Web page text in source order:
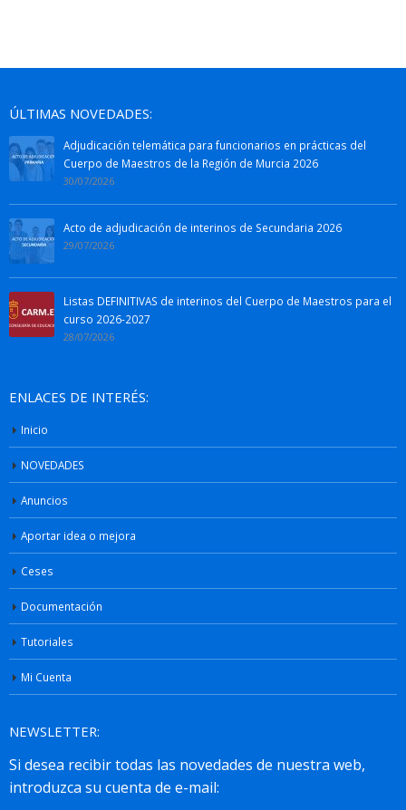
ÚLTIMAS NOVEDADES:
Adjudicación telemática para funcionarios en prácticas del
Cuerpo de Maestros de la Región de Murcia 2026
30/07/2026
Acto de adjudicación de interinos de Secundaria 2026
29/07/2026
Listas DEFINITIVAS de interinos del Cuerpo de Maestros para el
curso 2026-2027
28/07/2026
ENLACES DE INTERÉS:
Inicio
NOVEDADES
Anuncios
Aportar idea o mejora
Ceses
Documentación
Tutoriales
Mi Cuenta
NEWSLETTER: